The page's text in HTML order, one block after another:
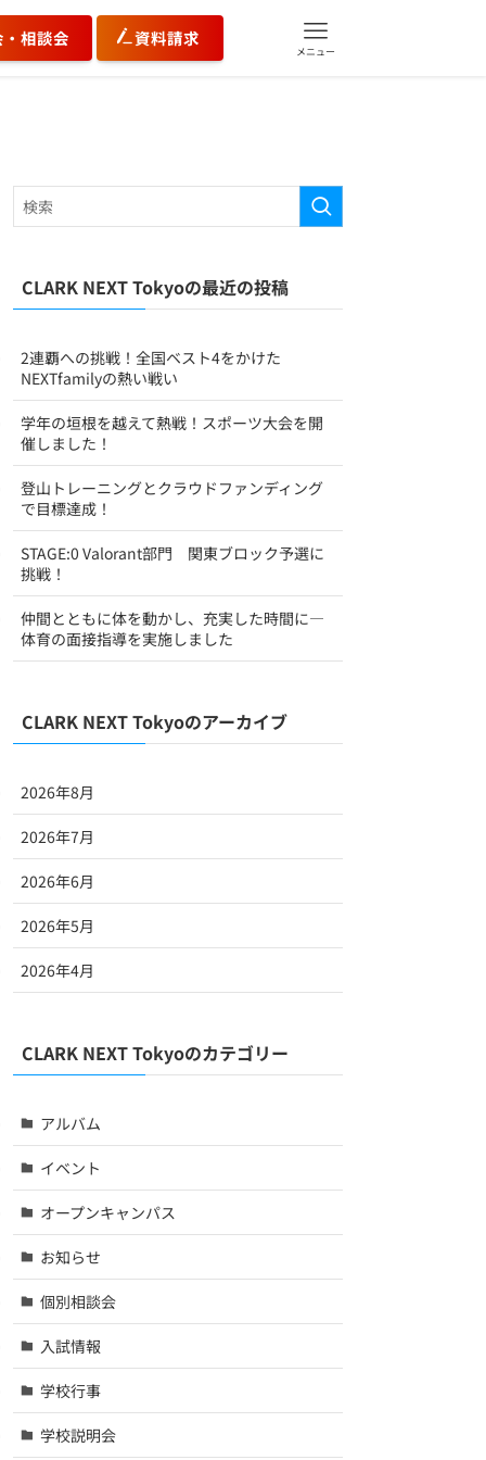
相談会 資料請求
メニュー
CLARK NEXT Tokyoの最近の投稿
2連覇への挑戦！全国ベスト4をかけた
NEXTfamilyの熱い戦い
学年の垣根を越えて熱戦！スポーツ大会を開
催しました！
登山トレーニングとクラウドファンディング
で目標達成！
STAGE:0 Valorant部門 関東ブロック予選に
挑戦！
仲間とともに体を動かし、充実した時間に―
体育の面接指導を実施しました
CLARK NEXT Tokyoのアーカイブ
2026年8月
2026年7月
2026年6月
2026年5月
2026年4月
CLARK NEXT Tokyoのカテゴリー
アルバム
イベント
オープンキャンパス
お知らせ
個別相談会
入試情報
学校行事
学校説明会